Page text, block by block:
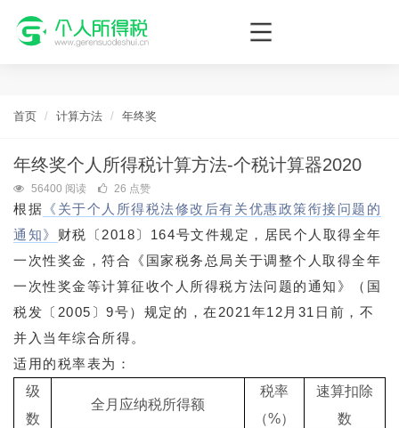
个人所得税网，最新个税资讯平台，您的个税管理专家！
首页 计算方法 年终奖
年终奖个人所得税计算方法-个税计算器2020
56400 阅读 26 点赞
根据 《关于个人所得税法修改后有关优惠政策衔接问题的
通知》 财税〔 2018〕 164号文件规定，居民个人取得全年
一次性奖金，符合《国家税务总局关于调整个人取得全年
一次性奖金等计算征收个人所得税方法问题的通知》（国
税发〔 2005 〕9号）规定的，在 2021年12 月 31 日前，不
并入当年综合所得。
适用的税率表为：
级
数
全月应纳税所得额
税率
（%）
速算扣除
数